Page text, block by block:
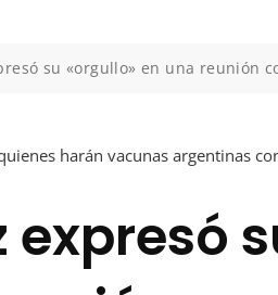
su «orgullo» en una reunión